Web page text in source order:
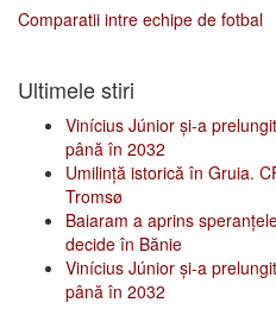
Comparatii intre echipe de fotbal
Ultimele stiri
Vinícius Júnior și-a
până în 2032
Umilință istorică în Gruia.
Tromsø
Baiaram a aprins
decide în Bănie
Vinícius Júnior și-a
până în 2032